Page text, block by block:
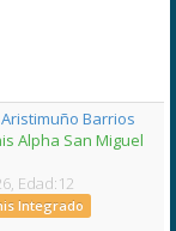
Barrios
Alpha San Miguel
Edad:12
Integrado